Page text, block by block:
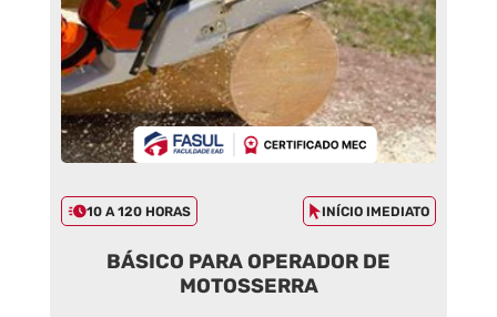
10 A 120 HORAS INÍCIO IMEDIATO
BÁSICO PARA OPERADOR DE
MOTOSSERRA